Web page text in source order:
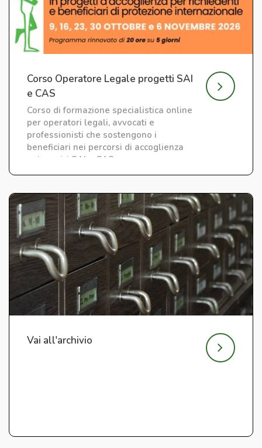
Corso Operatore Legale progetti SAI
e CAS
Corso di formazione specialistica online
per operatori legali, avvocati e
professionisti che sostengono i
beneficiari nei percorsi di accoglienza
nei servizi SAI e CAS.
Vai all'archivio